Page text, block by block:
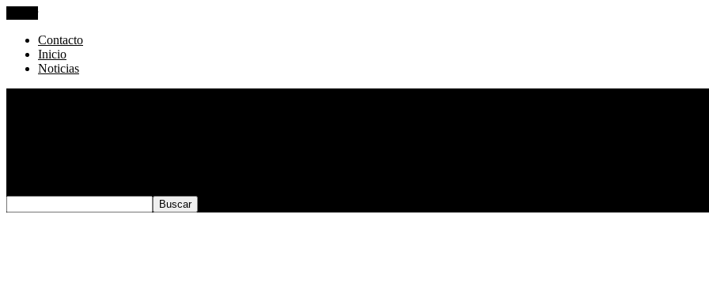
Contacto
Inicio
Noticias